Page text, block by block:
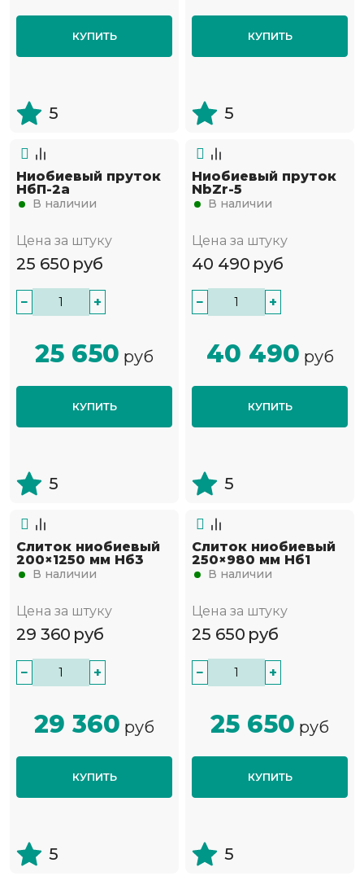
КУПИТЬ
5
КУПИТЬ
5
Ниобиевый пруток
НбП-2а
В наличии
Цена за штуку
25 650 руб
− +
25 650 руб
КУПИТЬ
5
Ниобиевый пруток
NbZr-5
В наличии
Цена за штуку
40 490 руб
− +
40 490 руб
КУПИТЬ
5
Слиток ниобиевый
200×1250 мм Нб3
В наличии
Цена за штуку
29 360 руб
− +
29 360 руб
КУПИТЬ
5
Слиток ниобиевый
250×980 мм Нб1
В наличии
Цена за штуку
25 650 руб
− +
25 650 руб
КУПИТЬ
5